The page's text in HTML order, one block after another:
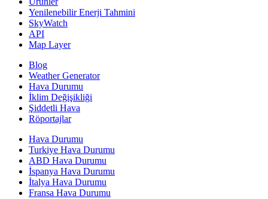
Yenilenebilir Enerji Tahmini
SkyWatch
API
Map Layer
Blog
Weather Generator
Hava Durumu
İklim Değişikliği
Şiddetli Hava
Röportajlar
Hava Durumu
Turkiye Hava Durumu
ABD Hava Durumu
İspanya Hava Durumu
İtalya Hava Durumu
Fransa Hava Durumu